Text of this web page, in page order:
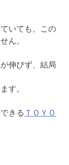
いても、この
ん。
伸びず、結局
す。
きる ＴＯＹＯ